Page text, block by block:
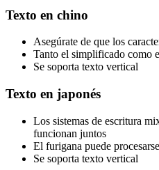
Texto en chino
Asegúrate de que los
Tanto el simplificado como
Se soporta texto vertical
Texto en japonés
Los sistemas de escritura
funcionan juntos
El furigana puede
Se soporta texto vertical